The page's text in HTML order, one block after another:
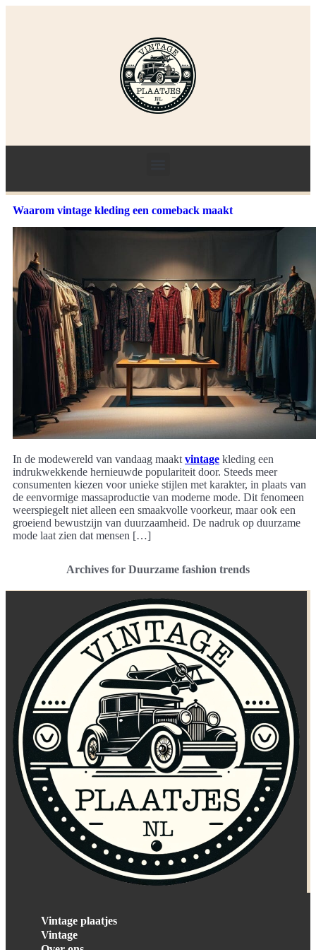
Waarom vintage kleding een comeback maakt
In de modewereld van vandaag maakt vintage kleding een
indrukwekkende hernieuwde populariteit door. Steeds meer
consumenten kiezen voor unieke stijlen met karakter, in plaats van
de eenvormige massaproductie van moderne mode. Dit fenomeen
weerspiegelt niet alleen een smaakvolle voorkeur, maar ook een
groeiend bewustzijn van duurzaamheid. De nadruk op duurzame
mode laat zien dat mensen […]
Archives for Duurzame fashion trends
Vintage plaatjes
Vintage